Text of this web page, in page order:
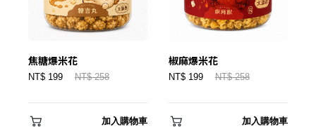
焦糖爆米花
NT$ 199 NT$ 258
加入購物車
椒麻爆米花
NT$ 199 NT$ 258
加入購物車